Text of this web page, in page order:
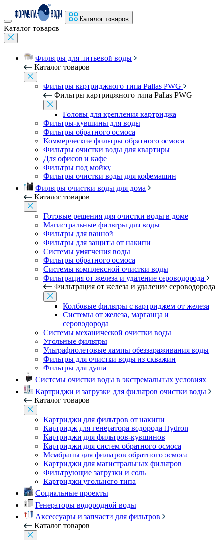
Каталог товаров
Каталог товаров
Фильтры для питьевой воды
Каталог товаров
Фильтры картриджного типа Pallas PWG
Фильтры картриджного типа Pallas PWG
Головы для крепления картриджа
Фильтры-кувшины для воды
Фильтры обратного осмоса
Коммерческие фильтры обратного осмоса
Фильтры очистки воды для квартиры
Для офисов и кафе
Фильтры под мойку
Фильтры очистки воды для кофемашин
Фильтры очистки воды для дома
Каталог товаров
Готовые решения для очистки воды в доме
Магистральные фильтры для воды
Фильтры для ванной
Фильтры для защиты от накипи
Системы умягчения воды
Фильтры обратного осмоса
Системы комплексной очистки воды
Фильтрация от железа и удаление сероводорода
Фильтрация от железа и удаление сероводорода
Колбовые фильтры с картриджем от железа
Системы от железа, марганца и
сероводорода
Системы механической очистки воды
Угольные фильтры
Ультрафиолетовые лампы обеззараживания воды
Фильтры для очистки воды из скважин
Фильтры для душа
Системы очистки воды в экстремальных условиях
Картриджи и загрузки для фильтров очистки воды
Каталог товаров
Картриджи для фильтров от накипи
Картридж для генератора водорода Hydron
Картриджи для фильтров-кувшинов
Картриджи для систем обратного осмоса
Мембраны для фильтров обратного осмоса
Картриджи для магистральных фильтров
Фильтрующие загрузки и соль
Картриджи угольного типа
Социальные проекты
Генераторы водородной воды
Аксессуары и запчасти для фильтров
Каталог товаров